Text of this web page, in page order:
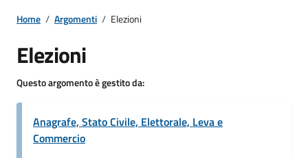
Home / Argomenti / Elezioni
Elezioni
Questo argomento è gestito da:
Anagrafe, Stato Civile, Elettorale, Leva e
Commercio